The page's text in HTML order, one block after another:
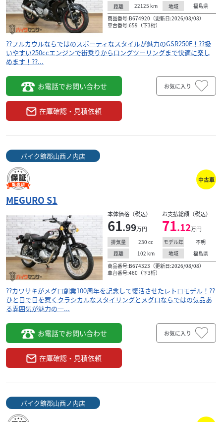
距離
22125 km 地域
福島県
商品番号:B674920（更新日:2026/08/08）
車台番号:659（下3桁）
??フルカウルならではのスポーティなスタイルが魅力のGSR250F！??扱
いやすい250ccエンジンで街乗りからロングツーリングまで快適に楽し
めます！??...
お電話でお問い合わせ
在庫確認・見積依頼
お気に入り
バイク館郡山西ノ内店
中古車
MEGURO S1
本体価格（税込）
61.99万円
お支払総額（税込）
71.12万円
排気量 230 cc モデル年
不明
距離
102 km 地域
福島県
商品番号:B674323（更新日:2026/08/08）
車台番号:460（下3桁）
??カワサキがメグロ創業100周年を記念して復活させたレトロモデル！??
ひと目で目を惹くクラシカルなスタイリングとメグロならではの気品あ
る雰囲気が魅力の一...
お電話でお問い合わせ
在庫確認・見積依頼
お気に入り
バイク館郡山西ノ内店